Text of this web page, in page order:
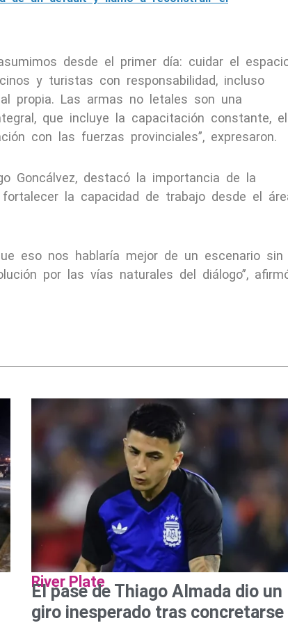
desde el primer día: cuidar el
y turistas con responsabilidad, incluso
propia. Las armas no letales son una
que incluye la capacitación constante, el
con las fuerzas provinciales”, expresaron.
Goncálvez, destacó la importancia de la
la capacidad de trabajo desde el
eso nos hablaría mejor de un escenario sin
por las vías naturales del diálogo”,
River Plate
El pase de Thiago Almada dio un
giro inesperado tras concretarse